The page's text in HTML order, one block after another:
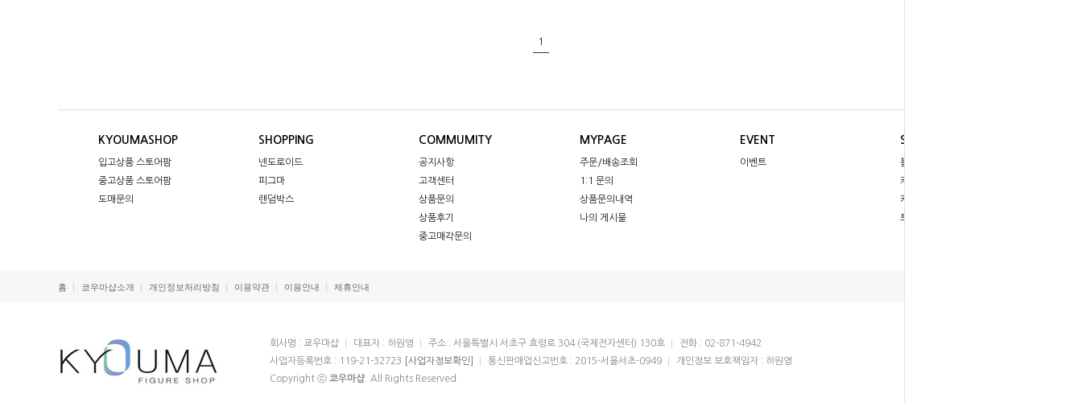
1
KYOUMASHOP
입고상품 스토어팜
중고상품 스토어팜
도매문의
SHOPPING
넨도로이드
피그마
랜덤박스
COMMUMITY
공지사항
고객센터
상품문의
상품후기
중고매각문의
MYPAGE
주문/배송조회
1:1 문의
상품문의내역
나의 게시물
EVENT
이벤트
SNS
블로그
카카오톡
카페
트위터
홈 쿄우마샵소개 개인정보처리방침 이용약관 이용안내 제휴안내
회사명 : 쿄우마샵 대표자 : 하원영 주소 : 서울특별시 서초구 효령로 304 (국제전자센터) 130호
전화 : 02-871-4942
사업자등록번호 : 119-21-32723
[사업자정보확인] 통신판매업신고번호 : 2015-서울서초-0949
개인정보 보호책임자 : 하원영
Copyright ⓒ 쿄우마샵 . All Rights Reserved.